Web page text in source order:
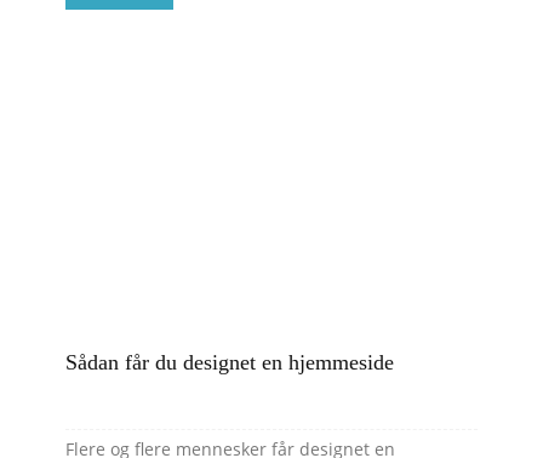
Sådan får du designet en hjemmeside
Flere og flere mennesker får designet en